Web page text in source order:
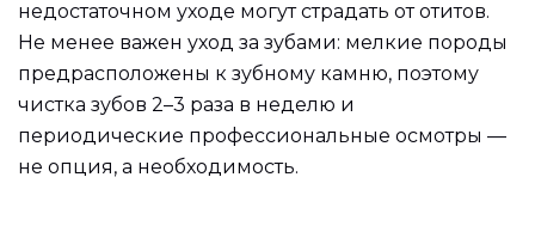
недостаточном уходе могут страдать от отитов.
Не менее важен уход за зубами: мелкие породы
предрасположены к зубному камню, поэтому
чистка зубов 2–3 раза в неделю и
периодические профессиональные осмотры —
не опция, а необходимость.